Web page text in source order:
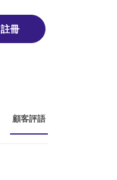
註冊
顧客評語